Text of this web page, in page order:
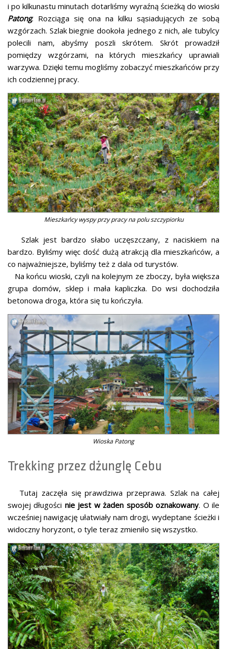
i po kilkunastu minutach dotarliśmy wyraźną ścieżką do wioski
Patong. Rozciąga się ona na kilku sąsiadujących ze sobą
wzgórzach. Szlak biegnie dookoła jednego z nich, ale tubylcy
polecili nam, abyśmy poszli skrótem. Skrót prowadził
pomiędzy wzgórzami, na których mieszkańcy uprawiali
warzywa. Dzięki temu mogliśmy zobaczyć mieszkańców przy
ich codziennej pracy.
Mieszkańcy wyspy przy pracy na polu szczypiorku
Szlak jest bardzo słabo uczęszczany, z naciskiem na
bardzo. Byliśmy więc dość dużą atrakcją dla mieszkańców, a
co najważniejsze, byliśmy też z dala od turystów.
Na końcu wioski, czyli na kolejnym ze zboczy, była większa
grupa domów, sklep i mała kapliczka. Do wsi dochodziła
betonowa droga, która się tu kończyła.
Wioska Patong
Trekking przez dżunglę Cebu
Tutaj zaczęła się prawdziwa przeprawa. Szlak na całej
swojej długości nie jest w żaden sposób oznakowany. O ile
wcześniej nawigację ułatwiały nam drogi, wydeptane ścieżki i
widoczny horyzont, o tyle teraz zmieniło się wszystko.